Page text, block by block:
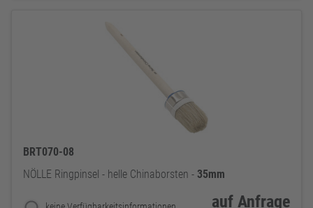
BRT070-08
NÖLLE Ringpinsel - helle Chinaborsten - 35mm
auf Anfrage